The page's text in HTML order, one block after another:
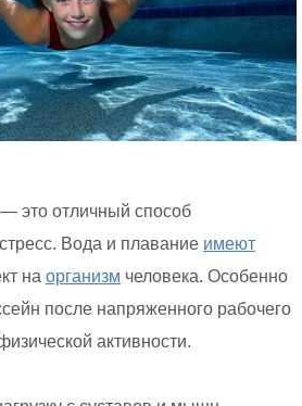
это отличный способ
Вода и плавание имеют
на организм человека. Особенно
после напряженного рабочего
активности.